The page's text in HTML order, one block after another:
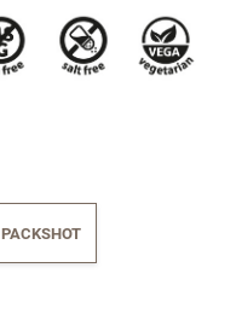
PACKSHOT